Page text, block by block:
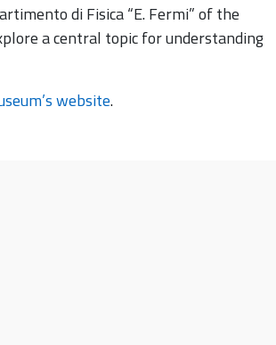
di Fisica “E. Fermi” of the
a central topic for understanding
website.